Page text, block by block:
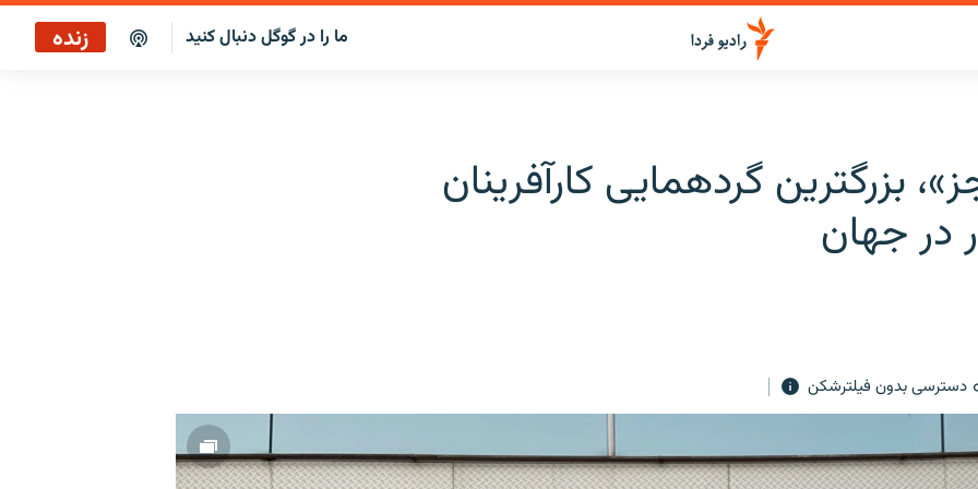
ما را در گوگل دنبال کنید زنده
بزرگترین گردهمایی کارآفرینان
در جهان
دسترسی بدون فیلترشکن